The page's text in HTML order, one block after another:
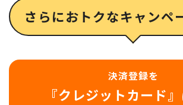
さらにおトクなキャンペ
決済登録を
『クレジットカード』